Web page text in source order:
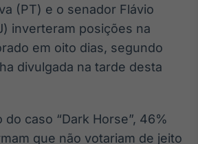
no Brasil
Broadcast
White Label
(PT) e o senador Flávio
inverteram posições na
em oito dias, segundo
divulgada na tarde desta
do caso “Dark Horse”, 46%
que não votariam de jeito